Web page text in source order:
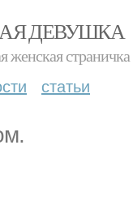
ДЕВУШКА
женская страничка
статьи